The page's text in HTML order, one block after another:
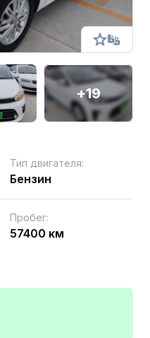
+19
Тип двигателя:
Бензин
Пробег:
57400 км